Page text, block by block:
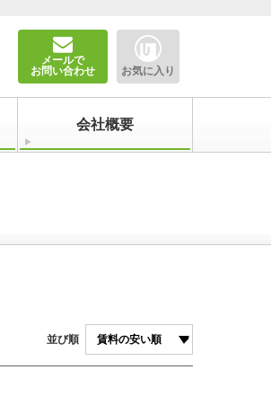
メールで
お問い合わせ お気に入り
会社概要
並び順